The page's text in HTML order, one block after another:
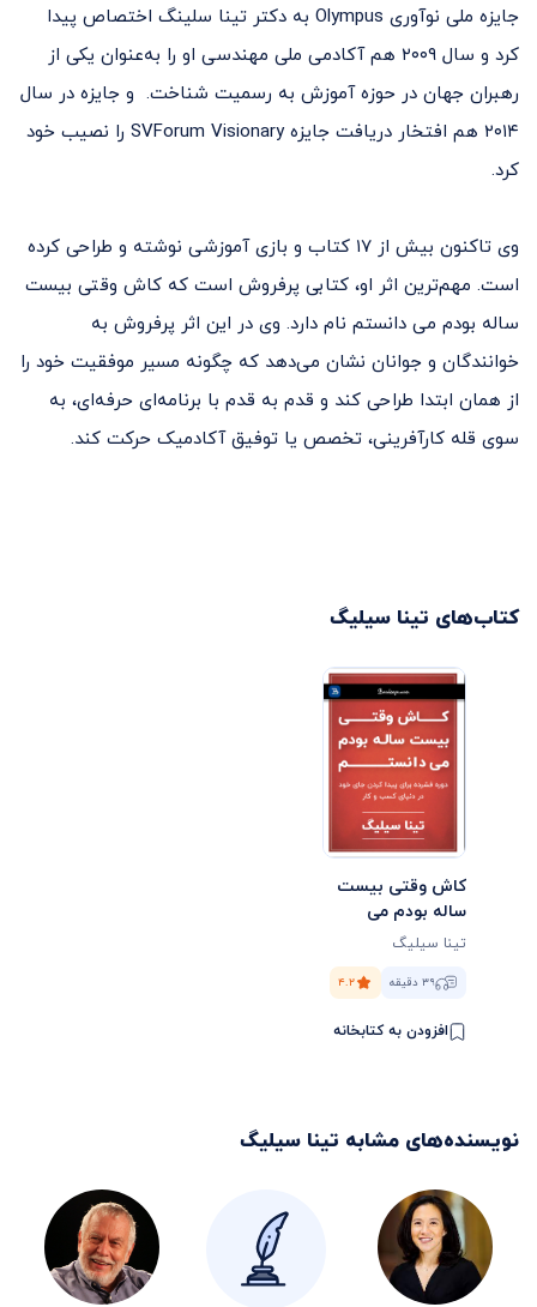
جایزه ملی نوآوری Olympus به دکتر تینا سلینگ اختصاص پیدا
کرد و سال ۲۰۰۹ هم آکادمی ملی مهندسی او را به‌عنوان یکی از
رهبران جهان در حوزه آموزش به رسمیت شناخت. و جایزه در سال
۲۰۱۴ هم افتخار دریافت جایزه SVForum Visionary را نصیب خود
کرد.
وی تاکنون بیش از ۱۷ کتاب و بازی آموزشی نوشته و طراحی کرده
است. مهم‌ترین اثر او، کتابی پرفروش است که کاش وقتی بیست
ساله بودم می دانستم نام دارد. وی در این اثر پرفروش به
خوانندگان و جوانان نشان می‌دهد که چگونه مسیر موفقیت خود را
از همان ابتدا طراحی کند و قدم به قدم با برنامه‌ای حرفه‌ای، به
سوی قله کارآفرینی، تخصص یا توفیق آکادمیک حرکت کند.
کتاب‌های تینا سیلیگ
کاش وقتی بیست
ساله بودم می
دانستم
تینا سیلیگ
۳۹ دقیقه ۴.۲
افزودن به کتابخانه
نویسنده‌های مشابه تینا سیلیگ